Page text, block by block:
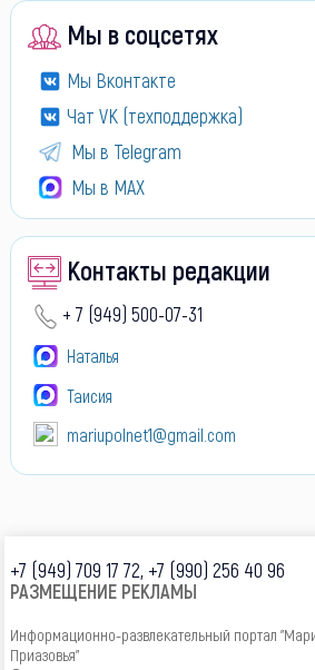
Мы в соцсетях
Мы Вконтакте
Чат VK (техподдержка)
Мы в Telegram
Мы в МАХ
Контакты редакции
+ 7 (949) 500-07-31
Наталья
Таисия
mariupolnet1@gmail.com
+7 (949) 709 17 72, +7 (990) 256 40 96
РАЗМЕЩЕНИЕ РЕКЛАМЫ
Информационно-развлекательный портал
Приазовья"